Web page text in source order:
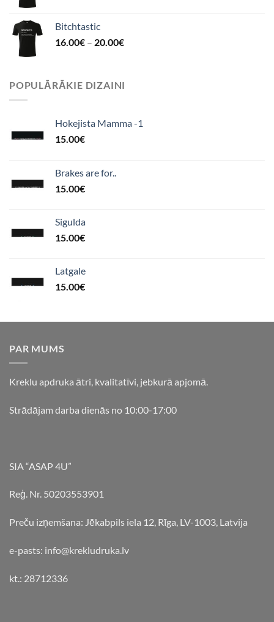
Bitchtastic
16.00€ – 20.00€
POPULĀRĀKIE DIZAINI
Hokejista Mamma -1
15.00€
Brakes are for..
15.00€
Sigulda
15.00€
Latgale
15.00€
PAR MUMS
Kreklu apdruka ātri, kvalitatīvi, jebkurā apjomā.
Strādājam darba dienās no 10:00-17:00
SIA “ASAP 4U”
Reģ. Nr. 50203553901
Preču izņemšana: Jēkabpils iela 12, Rīga, LV-1003, Latvija
e-pasts: info@krekludruka.lv
kt.: 28712336